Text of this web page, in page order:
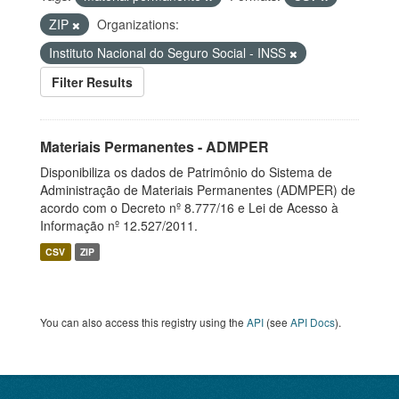
ZIP
Organizations:
Instituto Nacional do Seguro Social - INSS
Filter Results
Materiais Permanentes - ADMPER
Disponibiliza os dados de Patrimônio do Sistema de
Administração de Materiais Permanentes (ADMPER) de
acordo com o Decreto nº 8.777/16 e Lei de Acesso à
Informação nº 12.527/2011.
CSV ZIP
You can also access this registry using the API (see API Docs).